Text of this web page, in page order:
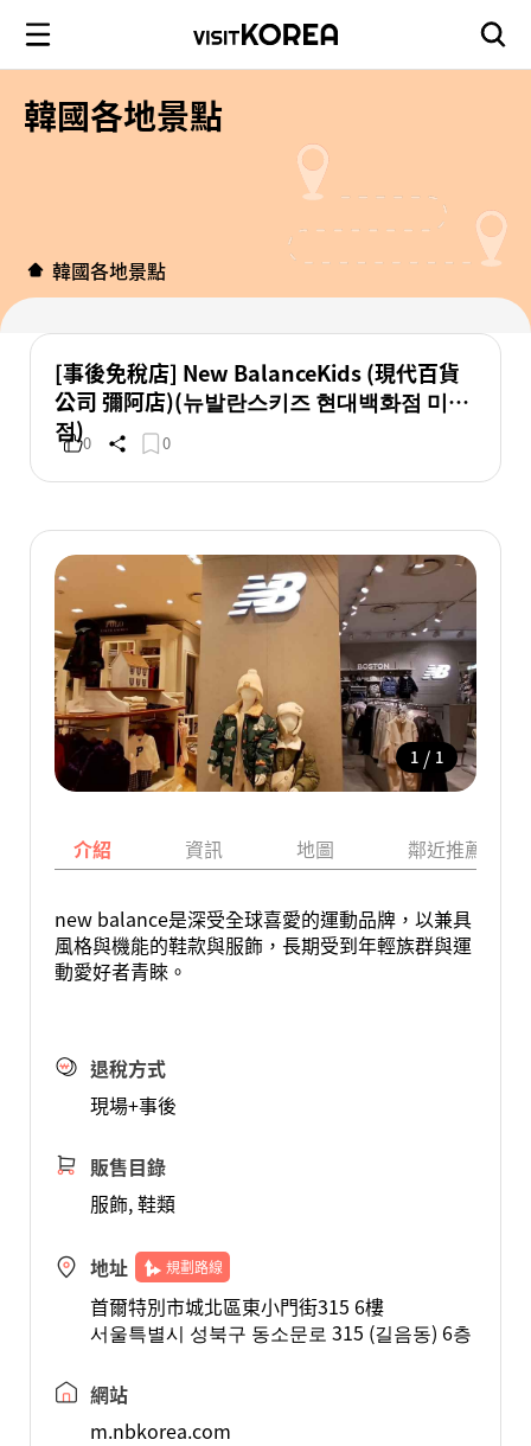
韓國各地景點
韓國各地景點
[事後免稅店] New BalanceKids (現代百貨
公司 彌阿店)(뉴발란스키즈 현대백화점 미아
점)0 0
1 / 1
介紹 資訊 地圖 鄰近推薦景點
new balance是深受全球喜愛的運動品牌，以兼具
風格與機能的鞋款與服飾，長期受到年輕族群與運
動愛好者青睞。
退稅方式
現場+事後
販售目錄
服飾, 鞋類
地址 規劃路線
首爾特別市城北區東小門街315 6樓
서울특별시 성북구 동소문로 315 (길음동) 6층
網站
m.nbkorea.com